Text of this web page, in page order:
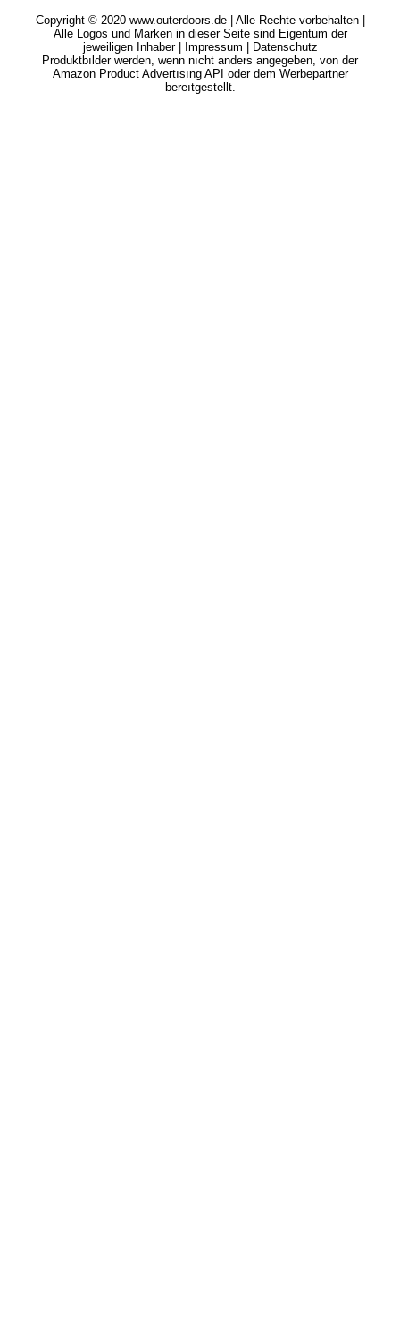
Copyright © 2020 www.outerdoors.de | Alle Rechte vorbehalten |
Alle Logos und Marken in dieser Seite sind Eigentum der
jeweiligen Inhaber |
Impressum
Datenschutz
Produktbılder werden, wenn nıcht anders angegeben, von der
Amazon Product Advertısıng API oder dem Werbepartner
bereıtgestellt.